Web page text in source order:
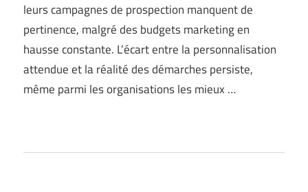
leurs campagnes de prospection manquent de
pertinence, malgré des budgets marketing en
hausse constante. L’écart entre la personnalisation
attendue et la réalité des démarches persiste,
même parmi les organisations les mieux …